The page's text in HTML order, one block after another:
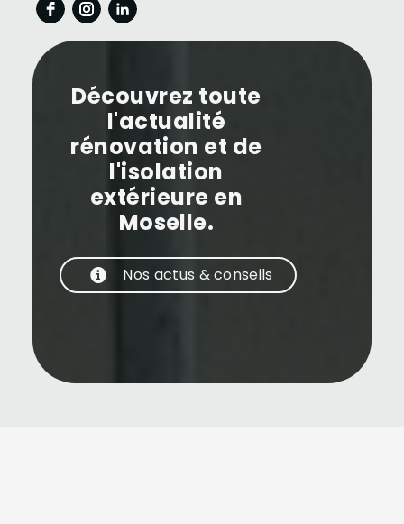
Découvrez toute
l'actualité
rénovation et de
l'isolation
extérieure en
Moselle.
Nos actus & conseils